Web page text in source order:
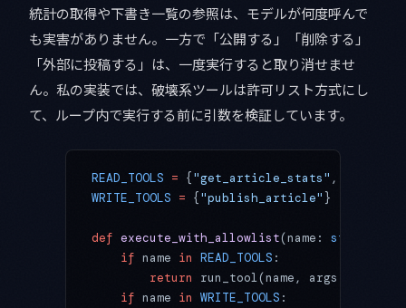
統計の取得や下書き一覧の参照は、モデルが何度呼んで
も実害がありません。一方で「公開する」「削除する」
「外部に投稿する」は、一度実行すると取り消せませ
ん。私の実装では、破壊系ツールは許可リスト方式にし
て、ループ内で実行する前に引数を検証しています。
READ_TOOLS = {"get_article_stats" ,
WRITE_TOOLS = {"publish_article" }
def execute_with_allowlist(name: str
    if
name in READ_TOOLS :
        return
run_tool(name, args)
    if
name in WRITE_TOOLS :